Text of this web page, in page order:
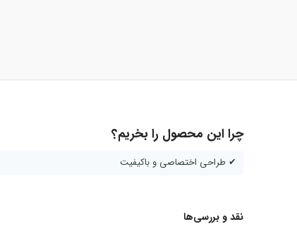
چرا این محصول را بخریم؟
✔ طراحی اختصاصی و باکیفیت
نقد و بررسی‌ها